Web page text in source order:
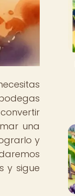
una
y
y sigue